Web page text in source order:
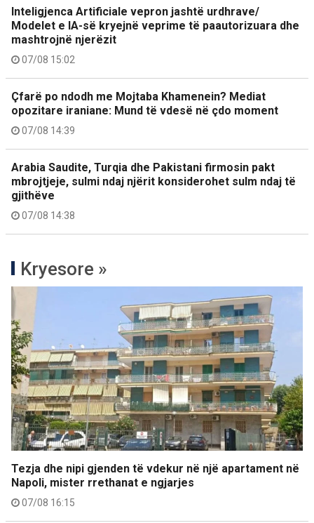
Inteligjenca Artificiale vepron jashtë urdhrave/
Modelet e IA-së kryejnë veprime të paautorizuara dhe
mashtrojnë njerëzit
07/08 15:02
Çfarë po ndodh me Mojtaba Khamenein? Mediat
opozitare iraniane: Mund të vdesë në çdo moment
07/08 14:39
Arabia Saudite, Turqia dhe Pakistani firmosin pakt
mbrojtjeje, sulmi ndaj njërit konsiderohet sulm ndaj të
gjithëve
07/08 14:38
Kryesore »
Tezja dhe nipi gjenden të vdekur në një apartament në
Napoli, mister rrethanat e ngjarjes
07/08 16:15